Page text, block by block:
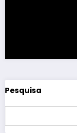
Pesquisa